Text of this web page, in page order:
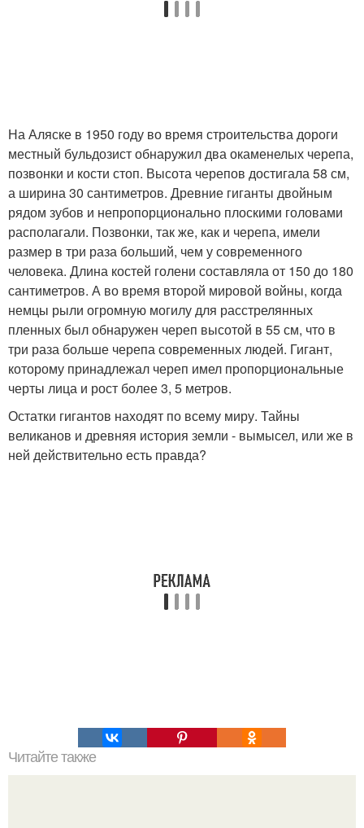
На Аляске в 1950 году во время строительства дороги
местный бульдозист обнаружил два окаменелых черепа,
позвонки и кости стоп. Высота черепов достигала 58 см,
а ширина 30 сантиметров. Древние гиганты двойным
рядом зубов и непропорционально плоскими головами
располагали. Позвонки, так же, как и черепа, имели
размер в три раза больший, чем у современного
человека. Длина костей голени составляла от 150 до 180
сантиметров. А во время второй мировой войны, когда
немцы рыли огромную могилу для расстрелянных
пленных был обнаружен череп высотой в 55 см, что в
три раза больше черепа современных людей. Гигант,
которому принадлежал череп имел пропорциональные
черты лица и рост более 3, 5 метров.
Остатки гигантов находят по всему миру. Тайны
великанов и древняя история земли - вымысел, или же в
ней действительно есть правда?
Читайте также